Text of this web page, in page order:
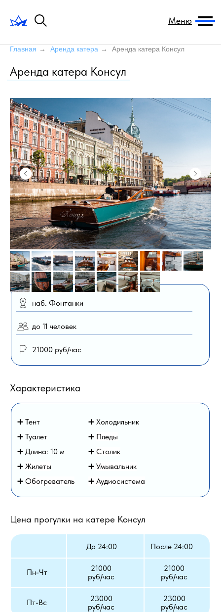
Меню
Главная → Аренда катера → Аренда катера Консул
Аренда катера Консул
Цена прогулки на катере Консул
Пн-Чт
21000
руб/час
До 24:00
до 11 человек
наб. Фонтанки
21000 руб/час
Пт-Вс
После 24:00
23000
руб/час
21000
руб/час
23000
руб/час
Характеристика
➕ Туалет
➕ Длина: 10 м
➕ Умывальник
➕ Обогреватель
➕ Пледы
➕ Столик
➕ Жилеты
➕ Аудиосистема
➕ Тент ➕ Холодильник